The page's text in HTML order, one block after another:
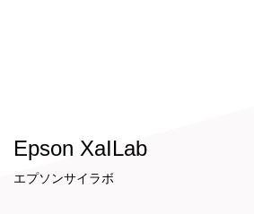
Epson XaILab
エプソンサイラボ